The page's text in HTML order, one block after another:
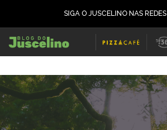
SIGA O JUSCELINO NAS REDES